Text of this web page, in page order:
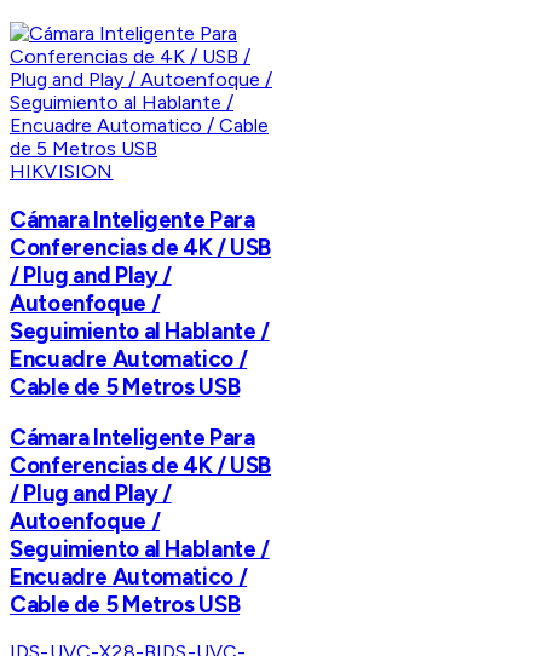
HIKVISION
Cámara Inteligente Para
Conferencias de 4K / USB
/ Plug and Play /
Autoenfoque /
Seguimiento al Hablante /
Encuadre Automatico /
Cable de 5 Metros USB
Cámara Inteligente Para
Conferencias de 4K / USB
/ Plug and Play /
Autoenfoque /
Seguimiento al Hablante /
Encuadre Automatico /
Cable de 5 Metros USB